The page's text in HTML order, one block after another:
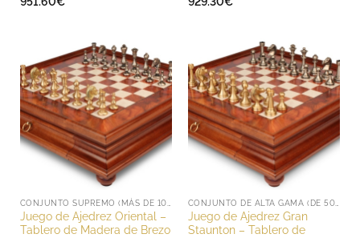
CONJUNTO SUPREMO (MÁS DE 1000 EUROS)
Juego de Ajedrez Oriental –
Tablero de Madera de Brezo
CONJUNTO DE ALTA GAMA (DE 500 A 1000 EUROS)
Juego de Ajedrez Gran
Staunton – Tablero de